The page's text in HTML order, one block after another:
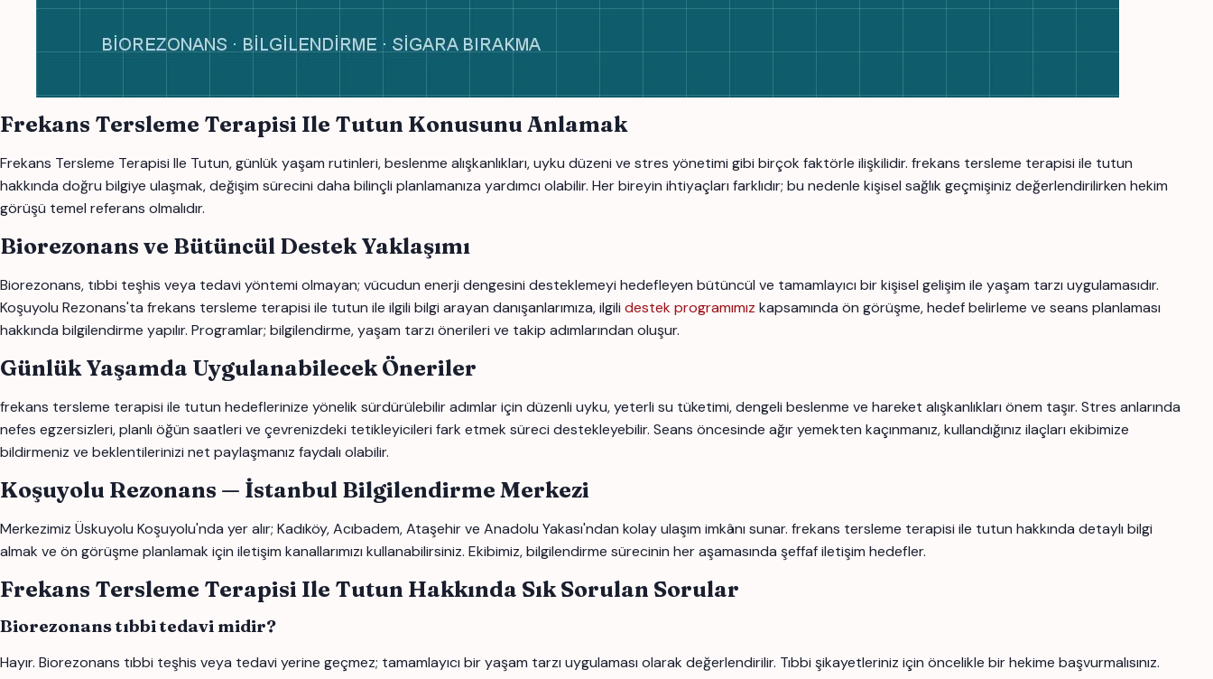
Frekans Tersleme Terapisi Ile Tutun Konusunu Anlamak
Frekans Tersleme Terapisi Ile Tutun, günlük yaşam rutinleri, beslenme alışkanlıkları, uyku düzeni ve stres yönetimi gibi birçok faktörle ilişkilidir. frekans tersleme terapisi ile tutun
hakkında doğru bilgiye ulaşmak, değişim sürecini daha bilinçli planlamanıza yardımcı olabilir. Her bireyin ihtiyaçları farklıdır; bu nedenle kişisel sağlık geçmişiniz değerlendirilirken hekim
görüşü temel referans olmalıdır.
Biorezonans ve Bütüncül Destek Yaklaşımı
Biorezonans, tıbbi teşhis veya tedavi yöntemi olmayan; vücudun enerji dengesini desteklemeyi hedefleyen bütüncül ve tamamlayıcı bir kişisel gelişim ile yaşam tarzı uygulamasıdır.
Koşuyolu Rezonans'ta frekans tersleme terapisi ile tutun ile ilgili bilgi arayan danışanlarımıza, ilgili destek programımız kapsamında ön görüşme, hedef belirleme ve seans planlaması
hakkında bilgilendirme yapılır. Programlar; bilgilendirme, yaşam tarzı önerileri ve takip adımlarından oluşur.
Günlük Yaşamda Uygulanabilecek Öneriler
frekans tersleme terapisi ile tutun hedeflerinize yönelik sürdürülebilir adımlar için düzenli uyku, yeterli su tüketimi, dengeli beslenme ve hareket alışkanlıkları önem taşır. Stres anlarında
nefes egzersizleri, planlı öğün saatleri ve çevrenizdeki tetikleyicileri fark etmek süreci destekleyebilir. Seans öncesinde ağır yemekten kaçınmanız, kullandığınız ilaçları ekibimize
bildirmeniz ve beklentilerinizi net paylaşmanız faydalı olabilir.
Koşuyolu Rezonans — İstanbul Bilgilendirme Merkezi
Merkezimiz Üskuyolu Koşuyolu'nda yer alır; Kadıköy, Acıbadem, Ataşehir ve Anadolu Yakası'ndan kolay ulaşım imkânı sunar. frekans tersleme terapisi ile tutun hakkında detaylı bilgi
almak ve ön görüşme planlamak için iletişim kanallarımızı kullanabilirsiniz. Ekibimiz, bilgilendirme sürecinin her aşamasında şeffaf iletişim hedefler.
Frekans Tersleme Terapisi Ile Tutun Hakkında Sık Sorulan Sorular
Biorezonans tıbbi tedavi midir?
Hayır. Biorezonans tıbbi teşhis veya tedavi yerine geçmez; tamamlayıcı bir yaşam tarzı uygulaması olarak değerlendirilir. Tıbbi şikayetleriniz için öncelikle bir hekime başvurmalısınız.